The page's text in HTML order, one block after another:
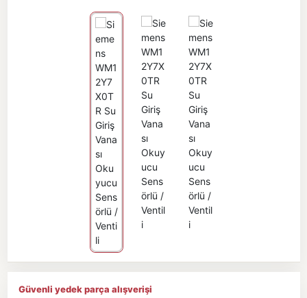
Güvenli yedek parça alışverişi